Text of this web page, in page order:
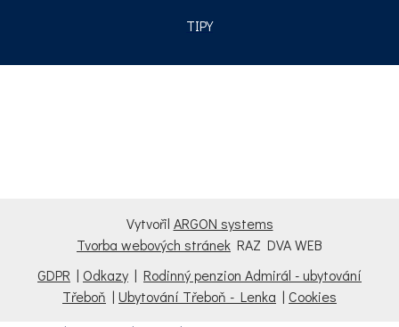
TIPY
Vytvořil ARGON systems
Tvorba webových stránek RAZ DVA WEB
GDPR | Odkazy | Rodinný penzion Admirál - ubytování
Třeboň | Ubytování Třeboň - Lenka | Cookies